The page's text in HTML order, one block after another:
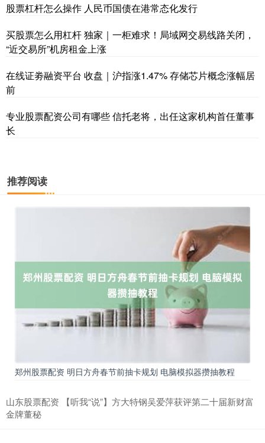
股票杠杆怎么操作 人民币国债在港常态化发行
买股票怎么用杠杆 独家｜一柜难求！局域网交易线路关闭，
“近交易所”机房租金上涨
在线证劵融资平台 收盘｜沪指涨1.47% 存储芯片概念涨幅居
前
专业股票配资公司有哪些 信托老将，出任这家机构首任董事
长
推荐阅读
郑州股票配资 明日方舟春节前抽卡规划 电脑模拟器攒抽教程
山东股票配资 【听我“说”】方大特钢吴爱萍获评第二十届新财富
金牌董秘